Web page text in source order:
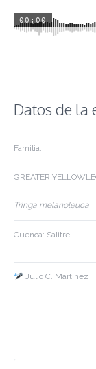
00:00
Datos de la
Familia:
GREATER
Tringa melanoleuca
Cuenca: Salitre
Julio C. Martínez